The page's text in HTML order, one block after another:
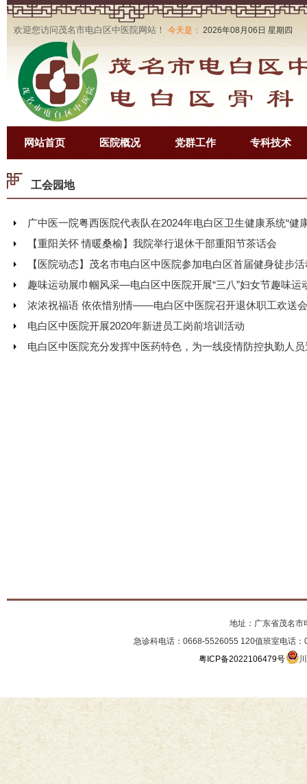
欢迎您访问茂名市电白区中医院网站！ 今天是： 2026年08月06日 星期四
网站首页 医院概况 党群工作 专科技术
工会园地
广中医一院粤西医院代表队在2024年电白区卫生健康系统“健
【重阳关怀 情暖桑榆】我院举行退休干部重阳节茶话会
【医院动态】茂名市电白区中医院参加电白区首届健身徒步
趣味运动展巾帼风采—电白区中医院开展“三八”妇女节趣味运
浓浓祝福语 依依惜别情——电白区中医院召开退休职工欢送会
电白区中医院开展2020年新进员工岗前培训活动
电白区中医院充分发挥中医药特色，为一线疫情防控执勤人
地址：广东省茂名市
急诊科电话：0668-5526055 120值班室电话
粤ICP备2022106479号